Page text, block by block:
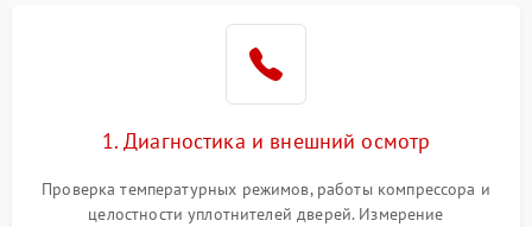
работе
2000 ₽ Подробнее →
1. Диагностика и внешний осмотр
Проверка температурных режимов, работы компрессора и
целостности уплотнителей дверей. Измерение